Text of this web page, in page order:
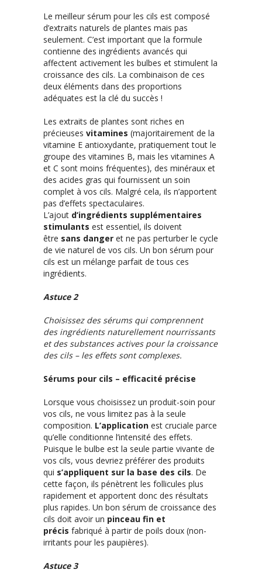
Le meilleur sérum pour les cils est composé
d’extraits naturels de plantes mais pas
seulement. C’est important que la formule
contienne des ingrédients avancés qui
affectent activement les bulbes et stimulent la
croissance des cils. La combinaison de ces
deux éléments dans des proportions
adéquates est la clé du succès !
Les extraits de plantes sont riches en
précieuses vitamines (majoritairement de la
vitamine E antioxydante, pratiquement tout le
groupe des vitamines B, mais les vitamines A
et C sont moins fréquentes), des minéraux et
des acides gras qui fournissent un soin
complet à vos cils. Malgré cela, ils n’apportent
pas d’effets spectaculaires.
L’ajout d’ingrédients supplémentaires
stimulants est essentiel, ils doivent
être sans dangeret ne pas perturber le cycle
de vie naturel de vos cils. Un bon sérum pour
cils est un mélange parfait de tous ces
ingrédients.
Astuce 2
Choisissez des sérums qui comprennent
des ingrédients naturellement nourrissants
et des substances actives pour la croissance
des cils – les effets sont complexes.
Sérums pour cils – efficacité précise
Lorsque vous choisissez un produit-soin pour
vos cils, ne vous limitez pas à la seule
composition. L’applicationest cruciale parce
qu’elle conditionne l’intensité des effets.
Puisque le bulbe est la seule partie vivante de
vos cils, vous devriez préférer des produits
qui s’appliquent sur la base des cils. De
cette façon, ils pénètrent les follicules plus
rapidement et apportent donc des résultats
plus rapides. Un bon sérum de croissance des
cils doit avoir un pinceau fin et
précis fabriqué à partir de poils doux (non-
irritants pour les paupières).
Astuce 3